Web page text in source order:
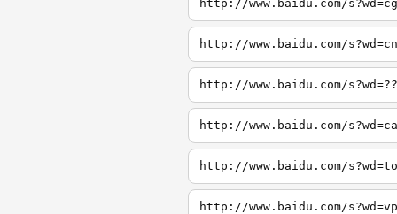
http://www.baidu.com/
http://www.baidu.com/
http://www.baidu.com/
http://www.baidu.com/
http://www.baidu.com/
http://www.baidu.com/